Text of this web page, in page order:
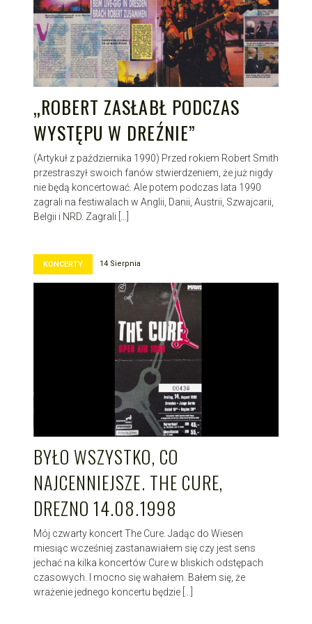
„ROBERT ZASŁABŁ PODCZAS
WYSTĘPU W DREŹNIE”
(Artykuł z października 1990) Przed rokiem Robert Smith
przestraszył swoich fanów stwierdzeniem, że już nigdy
nie będą koncertować. Ale potem podczas lata 1990
zagrali na festiwalach w Anglii, Danii, Austrii, Szwajcarii,
Belgii i NRD. Zagrali […]
KONCERTY 14 Sierpnia
BYŁO WSZYSTKO, CO
NAJCENNIEJSZE. THE CURE,
DREZNO 14.08.1998
Mój czwarty koncert The Cure. Jadąc do Wiesen
miesiąc wcześniej zastanawiałem się czy jest sens
jechać na kilka koncertów Cure w bliskich odstępach
czasowych. I mocno się wahałem. Bałem się, że
wrażenie jednego koncertu będzie […]